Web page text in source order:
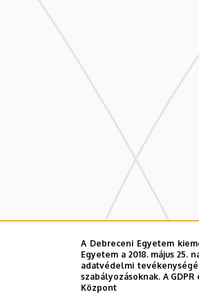
A Debreceni Egyetem
Egyetem a 2018. május
adatvédelmi
szabályozásoknak. A
Központ